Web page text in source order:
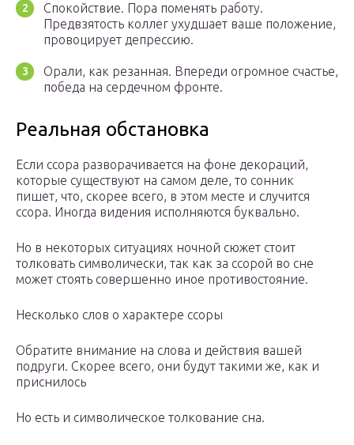
Спокойствие. Пора поменять работу.
Предвзятость коллег ухудшает ваше положение,
провоцирует депрессию.
Орали, как резанная. Впереди огромное счастье,
победа на сердечном фронте.
Реальная обстановка
Если ссора разворачивается на фоне декораций,
которые существуют на самом деле, то сонник
пишет, что, скорее всего, в этом месте и случится
ссора. Иногда видения исполняются буквально.
Но в некоторых ситуациях ночной сюжет стоит
толковать символически, так как за ссорой во сне
может стоять совершенно иное противостояние.
Несколько слов о характере ссоры
Обратите внимание на слова и действия вашей
подруги. Скорее всего, они будут такими же, как и
приснилось
Но есть и символическое толкование сна.